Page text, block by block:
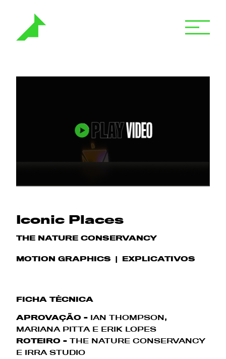
Iconic Places
THE NATURE CONSERVANCY
MOTION GRAPHICS EXPLICATIVOS
FICHA TÉCNICA
APROVAÇÃO - IAN THOMPSON,
MARIANA PITTA E ERIK LOPES
ROTEIRO -THE NATURE CONSERVANCY
E IRRA STUDIO